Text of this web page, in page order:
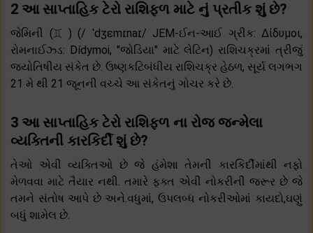
2 આ સાપ્તાહિક ટેરો રાશિફળ માટે નું પ્રતીક શું છે?
જેમિની (♊︎) (/ ˈdʒɛmɪnaɪ/ JEM-ઈન-આઈ ગ્રીક: Δίδυμοι,
રોમનાઈઝ્ડ: Dídymoi, "જોડિયા" માટે લેટિન) રાશિચક્રમાં ત્રીજું
જ્યોતિષીય સંકેત છે. ઉષ્ણકટિબંધીય રાશિચક્ર હેઠળ, સૂર્ય લગભગ
21 મે થી 21 જૂનની વચ્ચે આ સંકેતનું ગોચર કરે છે.
3 આ સાપ્તાહિક ટેરો રાશિફળ ના રોજ જન્મેલા
વ્યક્તિની કારકિર્દી શું છે?
તેઓ એવી વ્યક્તિઓ છે જે હંમેશા તેમની કારકિર્દીમાંથી નફો
મેળવવા માટે તૈયાર નથી. તમારે ફક્ત એવી નોકરીની જરૂર છે જે
તમને સંતોષ આપે છે અને.વધુમાં, ઉપલબ્ધ નોકરીઓમાં કાયદો,ઘણું
બધું શામેલ છે.